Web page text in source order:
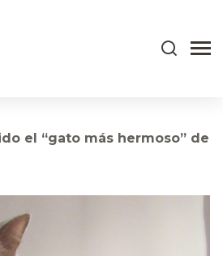
el “gato más hermoso” de